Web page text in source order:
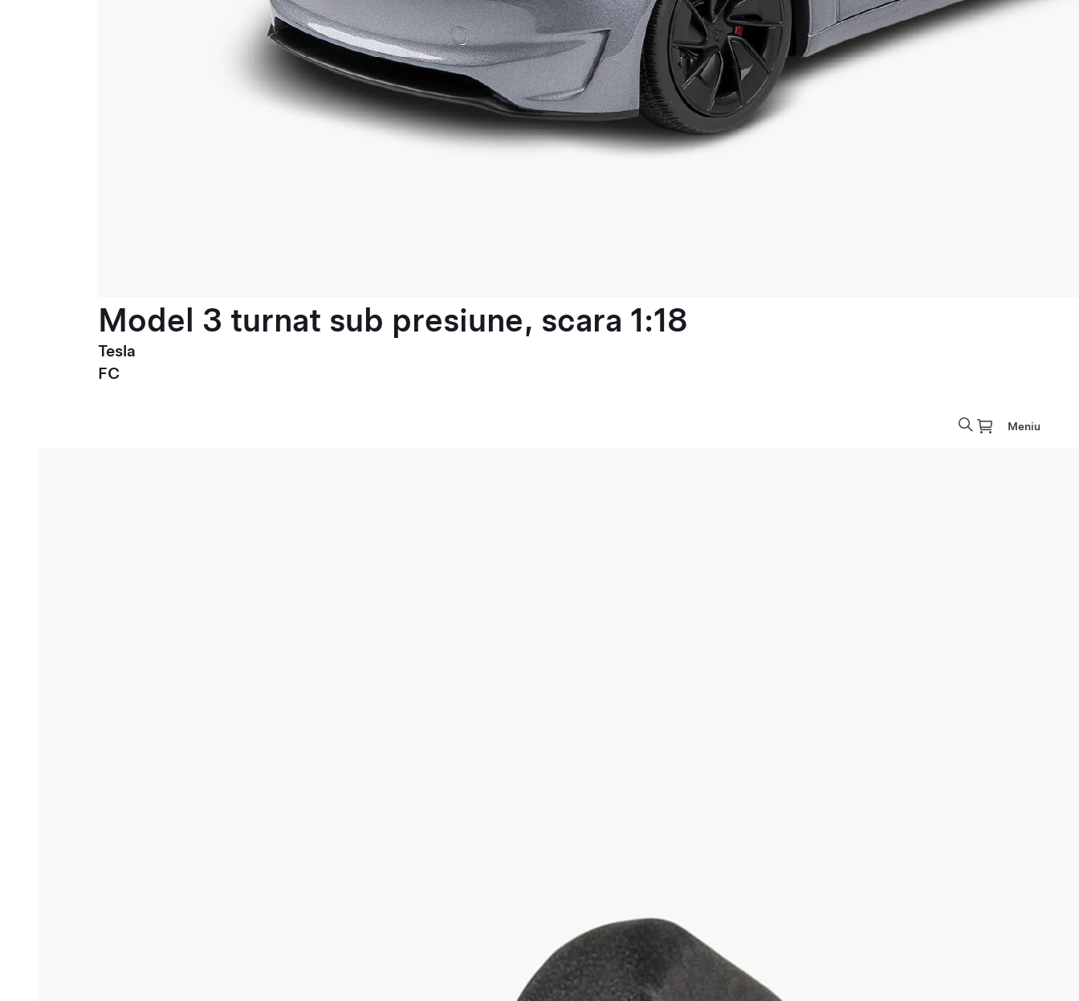
Model 3 turnat sub presiune, scara 1:18
Tesla
FC
Meniu